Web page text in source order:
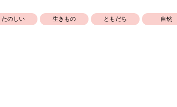
たのしい 生きもの ともだち 自然